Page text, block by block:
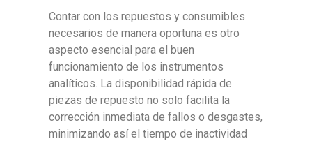
Contar con los repuestos y consumibles
necesarios de manera oportuna es otro
aspecto esencial para el buen
funcionamiento de los instrumentos
analíticos. La disponibilidad rápida de
piezas de repuesto no solo facilita la
corrección inmediata de fallos o desgastes,
minimizando así el tiempo de inactividad